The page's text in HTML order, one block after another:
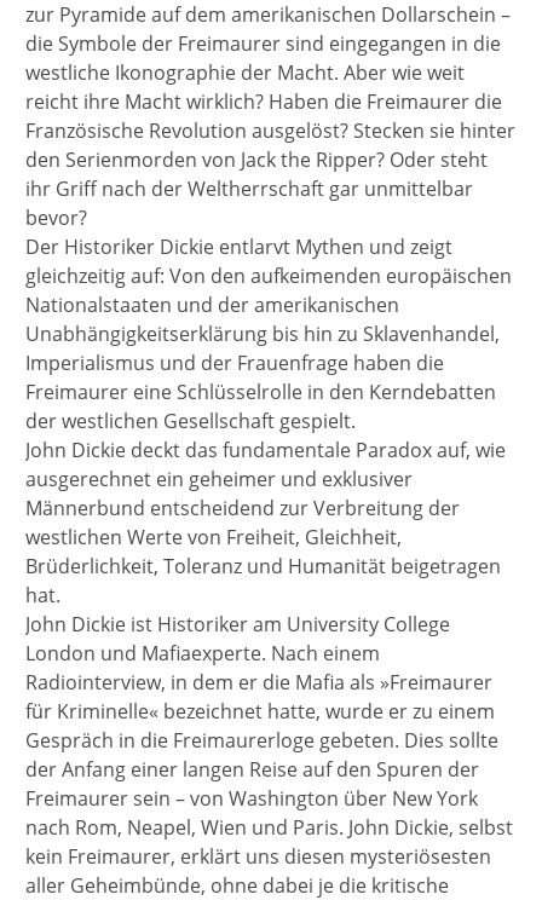
zur Pyramide auf dem amerikanischen Dollarschein –
die Symbole der Freimaurer sind eingegangen in die
westliche Ikonographie der Macht. Aber wie weit
reicht ihre Macht wirklich? Haben die Freimaurer die
Französische Revolution ausgelöst? Stecken sie hinter
den Serienmorden von Jack the Ripper? Oder steht
ihr Griff nach der Weltherrschaft gar unmittelbar
bevor?
Der Historiker Dickie entlarvt Mythen und zeigt
gleichzeitig auf: Von den aufkeimenden europäischen
Nationalstaaten und der amerikanischen
Unabhängigkeitserklärung bis hin zu Sklavenhandel,
Imperialismus und der Frauenfrage haben die
Freimaurer eine Schlüsselrolle in den Kerndebatten
der westlichen Gesellschaft gespielt.
John Dickie deckt das fundamentale Paradox auf, wie
ausgerechnet ein geheimer und exklusiver
Männerbund entscheidend zur Verbreitung der
westlichen Werte von Freiheit, Gleichheit,
Brüderlichkeit, Toleranz und Humanität beigetragen
hat.
John Dickie ist Historiker am University College
London und Mafiaexperte. Nach einem
Radiointerview, in dem er die Mafia als »Freimaurer
für Kriminelle« bezeichnet hatte, wurde er zu einem
Gespräch in die Freimaurerloge gebeten. Dies sollte
der Anfang einer langen Reise auf den Spuren der
Freimaurer sein – von Washington über New York
nach Rom, Neapel, Wien und Paris. John Dickie, selbst
kein Freimaurer, erklärt uns diesen mysteriösesten
aller Geheimbünde, ohne dabei je die kritische